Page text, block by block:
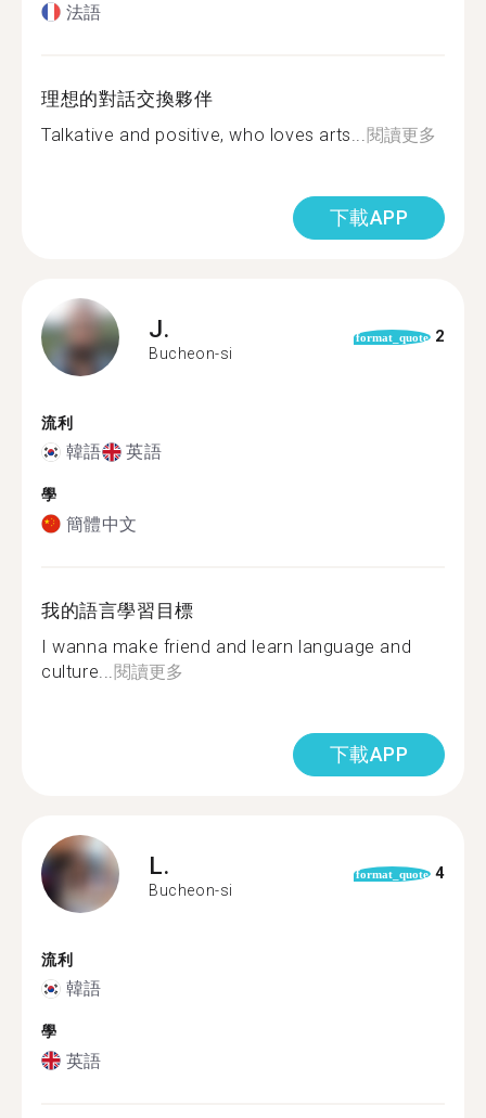
法語
理想的對話交換夥伴
Talkative and positive, who loves arts... 閱讀更多
下載APP
J.
Bucheon-si
format_quote 2
流利
韓語 英語
學
簡體中文
我的語言學習目標
I wanna make friend and learn language and
culture... 閱讀更多
下載APP
L.
Bucheon-si
format_quote 4
流利
韓語
學
英語